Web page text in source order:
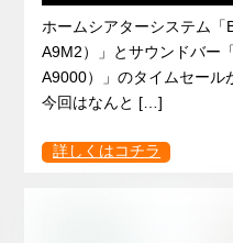
ホームシアターシステム「
A9M2）」とサウンドバー
A9000）」のタイムセール
今回はなんと […]
詳しくはコチラ